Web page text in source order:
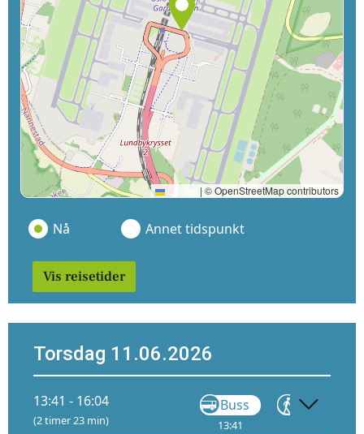
Leaflet | © OpenStreetMap contributors
Nå Annet tidspunkt
Vis reisetider
Torsdag 11.06.2026
13:41 - 16:04
(2 timer 23 min)
Buss
13:41
Gå